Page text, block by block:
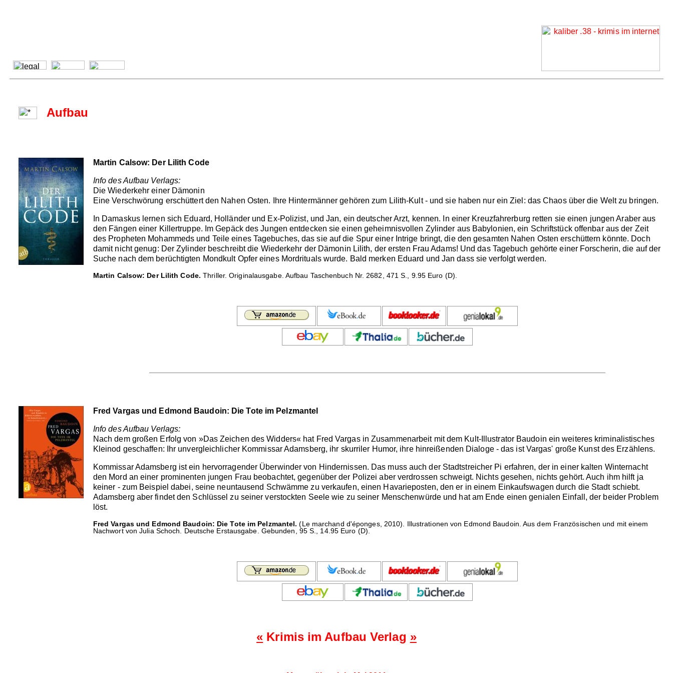
Aufbau
Martin Calsow: Der Lilith Code
Info des Aufbau Verlags:
Die Wiederkehr einer Dämonin
Eine Verschwörung erschüttert den Nahen Osten. Ihre Hintermänner gehören zum Lilith-Kult - und sie haben nur ein Ziel: das Chaos über die Welt zu bringen.
In Damaskus lernen sich Eduard, Holländer und Ex-Polizist, und Jan, ein deutscher Arzt, kennen. In einer Kreuzfahrerburg retten sie einen jungen Araber aus
den Fängen einer Killertruppe. Im Gepäck des Jungen entdecken sie einen geheimnisvollen Zylinder aus Babylonien, ein Schriftstück offenbar aus der Zeit
des Propheten Mohammeds und Teile eines Tagebuches, das sie auf die Spur einer Intrige bringt, die den gesamten Nahen Osten erschüttern könnte. Doch
damit nicht genug: Der Zylinder beschreibt die Wiederkehr der Dämonin Lilith, der ersten Frau Adams! Und das Tagebuch gehörte einer Forscherin, die auf der
Suche nach dem berüchtigten Mondkult Opfer eines Mordrituals wurde. Bald merken Eduard und Jan dass sie verfolgt werden.
Martin Calsow: Der Lilith Code. Thriller. Originalausgabe. Aufbau Taschenbuch Nr. 2682, 471 S., 9.95 Euro (D).
Fred Vargas und Edmond Baudoin: Die Tote im Pelzmantel
Info des Aufbau Verlags:
Nach dem großen Erfolg von »Das Zeichen des Widders« hat Fred Vargas in Zusammenarbeit mit dem Kult-Illustrator Baudoin ein weiteres kriminalistisches
Kleinod geschaffen: Ihr unvergleichlicher Kommissar Adamsberg, ihr skurriler Humor, ihre hinreißenden Dialoge - das ist Vargas' große Kunst des Erzählens.
Kommissar Adamsberg ist ein hervorragender Überwinder von Hindernissen. Das muss auch der Stadtstreicher Pi erfahren, der in einer kalten Winternacht
den Mord an einer prominenten jungen Frau beobachtet, gegenüber der Polizei aber verdrossen schweigt. Nichts gesehen, nichts gehört. Auch ihm hilft ja
keiner - zum Beispiel dabei, seine neuntausend Schwämme zu verkaufen, einen Havarieposten, den er in einem Einkaufswagen durch die Stadt schiebt.
Adamsberg aber findet den Schlüssel zu seiner verstockten Seele wie zu seiner Menschenwürde und hat am Ende einen genialen Einfall, der beider Problem
löst.
Fred Vargas und Edmond Baudoin: Die Tote im Pelzmantel. (Le marchand d'éponges, 2010). Illustrationen von Edmond Baudoin. Aus dem Französischen und mit einem
Nachwort von Julia Schoch. Deutsche Erstausgabe. Gebunden, 95 S., 14.95 Euro (D).
« Krimis im Aufbau Verlag »